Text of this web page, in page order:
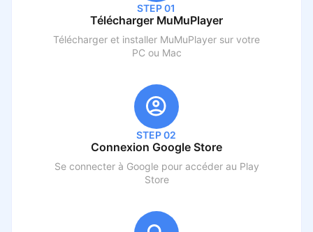
STEP 01
Télécharger MuMuPlayer
Télécharger et installer MuMuPlayer sur votre
PC ou Mac
STEP 02
Connexion Google Store
Se connecter à Google pour accéder au Play
Store